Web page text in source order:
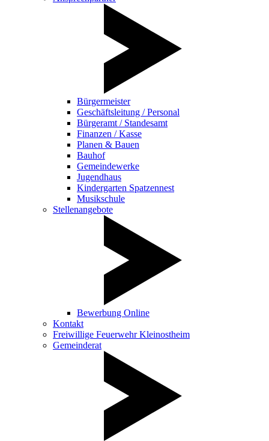
Bürgermeister
Geschäftsleitung / Personal
Bürgeramt / Standesamt
Finanzen / Kasse
Planen & Bauen
Bauhof
Gemeindewerke
Jugendhaus
Kindergarten Spatzennest
Musikschule
Stellenangebote
Bewerbung Online
Kontakt
Freiwillige Feuerwehr Kleinostheim
Gemeinderat